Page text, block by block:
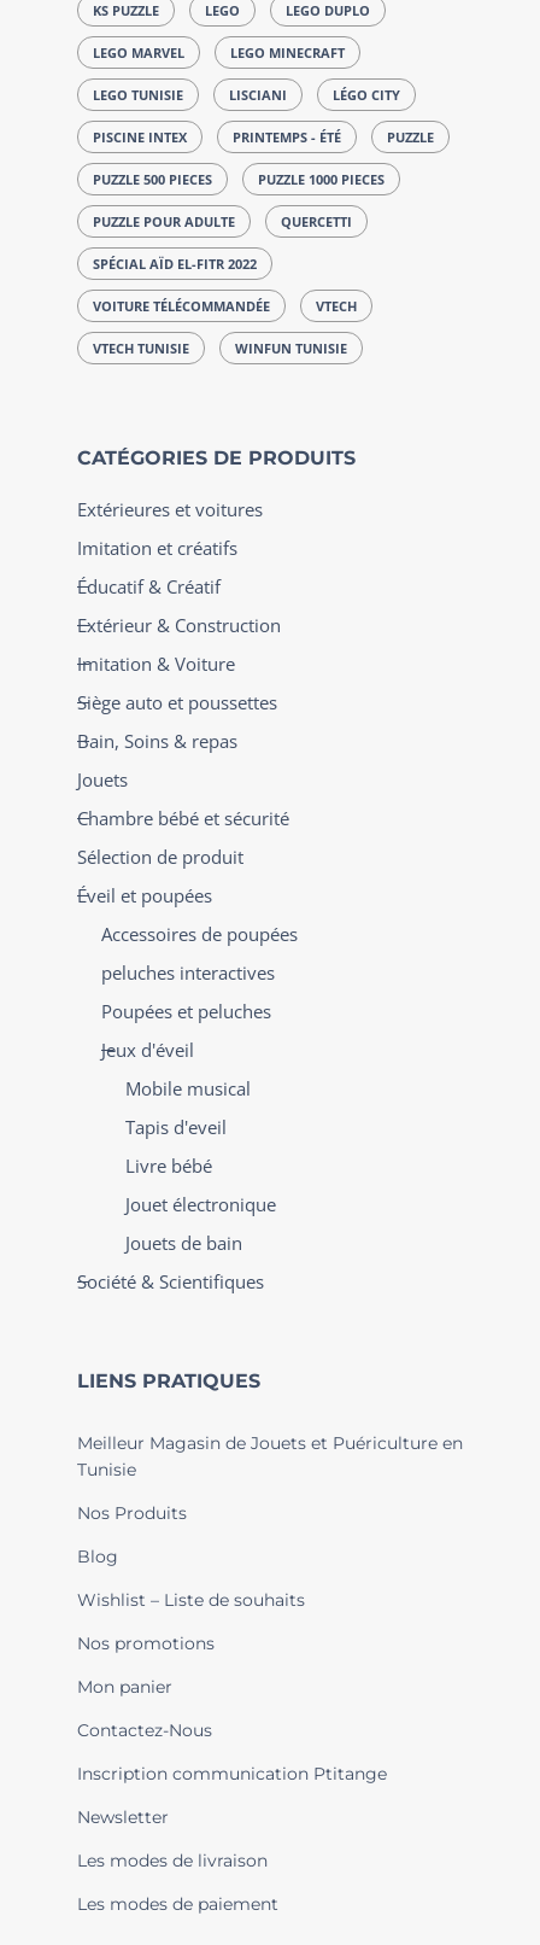
KS PUZZLE LEGO LEGO DUPLO
LEGO MARVEL LEGO MINECRAFT
LEGO TUNISIE LISCIANI LÉGO CITY
PISCINE INTEX PRINTEMPS - ÉTÉ PUZZLE
PUZZLE 500 PIECES PUZZLE 1000 PIECES
PUZZLE POUR ADULTE QUERCETTI
SPÉCIAL AÏD EL-FITR 2022
VOITURE TÉLÉCOMMANDÉE VTECH
VTECH TUNISIE WINFUN TUNISIE
CATÉGORIES DE PRODUITS
Extérieures et voitures
Imitation et créatifs
Éducatif & Créatif
Extérieur & Construction
Imitation & Voiture
Siège auto et poussettes
Bain, Soins & repas
Jouets
Chambre bébé et sécurité
Sélection de produit
Éveil et poupées
Accessoires de poupées
peluches interactives
Poupées et peluches
Jeux d'éveil
Mobile musical
Tapis d'eveil
Livre bébé
Jouet électronique
Jouets de bain
Société & Scientifiques
LIENS PRATIQUES
Meilleur Magasin de Jouets et Puériculture en
Tunisie
Nos Produits
Blog
Wishlist – Liste de souhaits
Nos promotions
Mon panier
Contactez-Nous
Inscription communication Ptitange
Newsletter
Les modes de livraison
Les modes de paiement